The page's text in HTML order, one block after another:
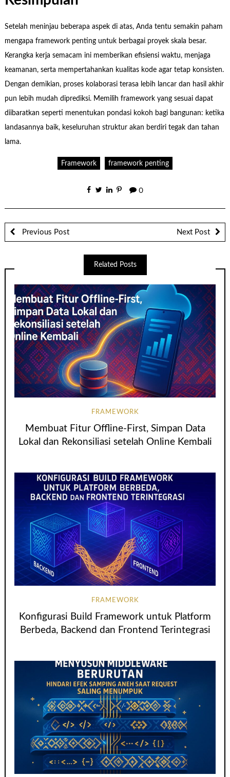
Setelah meninjau beberapa aspek di atas, Anda tentu semakin paham
mengapa framework penting untuk berbagai proyek skala besar.
Kerangka kerja semacam ini memberikan efisiensi waktu, menjaga
keamanan, serta mempertahankan kualitas kode agar tetap konsisten.
Dengan demikian, proses kolaborasi terasa lebih lancar dan hasil akhir
pun lebih mudah diprediksi. Memilih framework yang sesuai dapat
diibaratkan seperti menentukan pondasi kokoh bagi bangunan: ketika
landasannya baik, keseluruhan struktur akan berdiri tegak dan tahan
lama.
Framework framework penting
0
Previous Post Next Post
Related Posts
FRAMEWORK
Membuat Fitur Offline-First, Simpan Data
Lokal dan Rekonsiliasi setelah Online Kembali
FRAMEWORK
Konfigurasi Build Framework untuk Platform
Berbeda, Backend dan Frontend Terintegrasi